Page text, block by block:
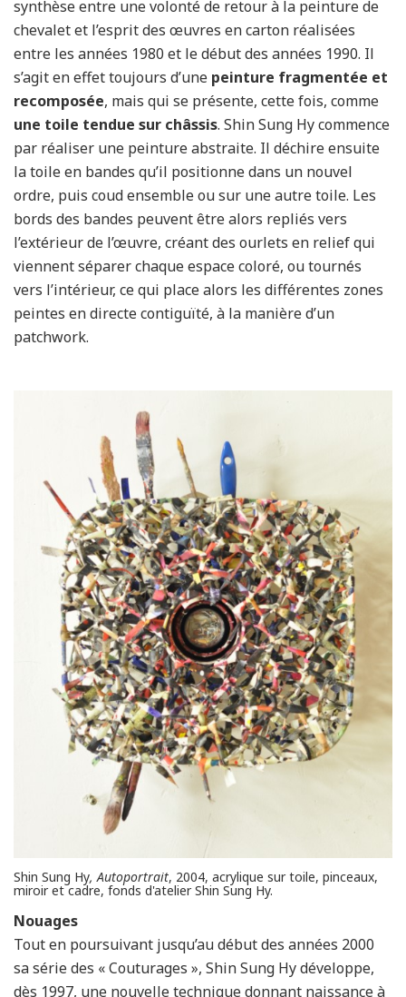
synthèse entre une volonté de retour à la peinture de
chevalet et l’esprit des œuvres en carton réalisées
entre les années 1980 et le début des années 1990. Il
s’agit en effet toujours d’une peinture fragmentée et
recomposée, mais qui se présente, cette fois, comme
une toile tendue sur châssis. Shin Sung Hy commence
par réaliser une peinture abstraite. Il déchire ensuite
la toile en bandes qu’il positionne dans un nouvel
ordre, puis coud ensemble ou sur une autre toile. Les
bords des bandes peuvent être alors repliés vers
l’extérieur de l’œuvre, créant des ourlets en relief qui
viennent séparer chaque espace coloré, ou tournés
vers l’intérieur, ce qui place alors les différentes zones
peintes en directe contiguïté, à la manière d’un
patchwork.
Shin Sung Hy, Autoportrait, 2004, acrylique sur toile, pinceaux,
miroir et cadre, fonds d'atelier Shin Sung Hy.
Nouages
Tout en poursuivant jusqu’au début des années 2000
sa série des « Couturages », Shin Sung Hy développe,
dès 1997, une nouvelle technique donnant naissance à